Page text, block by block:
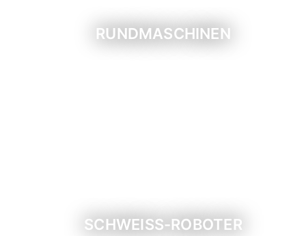
RUNDMASCHINEN
SCHWEISS-ROBOTER